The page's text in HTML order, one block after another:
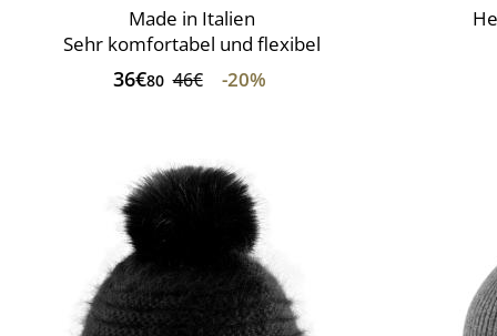
Made in Italien
Sehr komfortabel und flexibel
36€80 46€ -20%